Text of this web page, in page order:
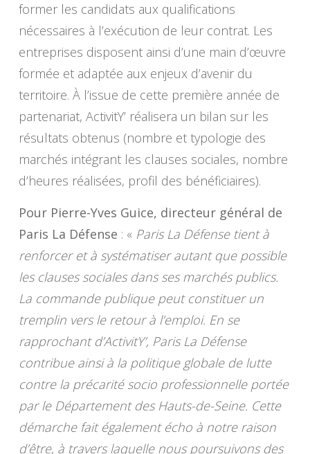
former les candidats aux qualifications
nécessaires à l’exécution de leur contrat. Les
entreprises disposent ainsi d’une main d’œuvre
formée et adaptée aux enjeux d’avenir du
territoire. À l’issue de cette première année de
partenariat, ActivitY’ réalisera un bilan sur les
résultats obtenus (nombre et typologie des
marchés intégrant les clauses sociales, nombre
d’heures réalisées, profil des bénéficiaires).
Pour Pierre-Yves Guice, directeur général de
Paris La Défense : « Paris La Défense tient à
renforcer et à systématiser autant que possible
les clauses sociales dans ses marchés publics.
La commande publique peut constituer un
tremplin vers le retour à l’emploi. En se
rapprochant d’ActivitY’, Paris La Défense
contribue ainsi à la politique globale de lutte
contre la précarité socio professionnelle portée
par le Département des Hauts-de-Seine. Cette
démarche fait également écho à notre raison
d’être, à travers laquelle nous poursuivons des